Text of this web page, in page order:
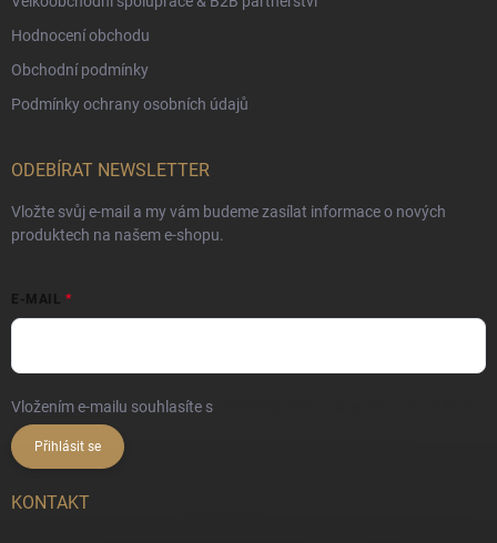
Hodnocení obchodu
Obchodní podmínky
Podmínky ochrany osobních údajů
ODEBÍRAT NEWSLETTER
Vložte svůj e-mail a my vám budeme zasílat informace o nových
produktech na našem e-shopu.
E-MAIL
Vložením e-mailu souhlasíte s
Přihlásit se
KONTAKT